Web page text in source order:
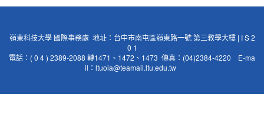
嶺東科技大學 國際事務處 地址：台中市南屯區嶺東路一號 第三教學大樓 | I S 2
0 1
電話：( 0 4 ) 2389-2088 轉1471、1472、1473 傳真：(04)2384-4220 E-ma
il： ltuoia@teamail.ltu.edu.tw